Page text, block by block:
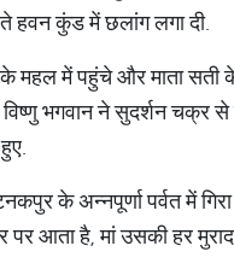
हवन कुंड में छलांग लगा दी.
के महल में पहुंचे और माता
भगवान ने सुदर्शन चक्र से
के अन्नपूर्णा पर्वत में
पर आता है, मां उसकी हर